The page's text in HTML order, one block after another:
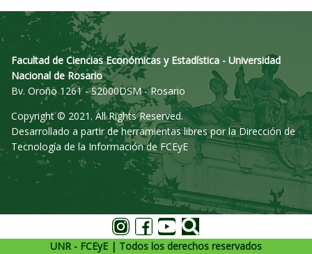
Facultad de Ciencias Económicas y Estadística - Universidad
Nacional de Rosario
Bv. Oroño 1261 - S2000DSM - Rosario
Copyright © 2021. All Rights Reserved.
Desarrollado a partir de herramientas libres por la Dirección de
Tecnología de la Información de FCEyE
UNR - FCEyE | Todos los derechos reservados